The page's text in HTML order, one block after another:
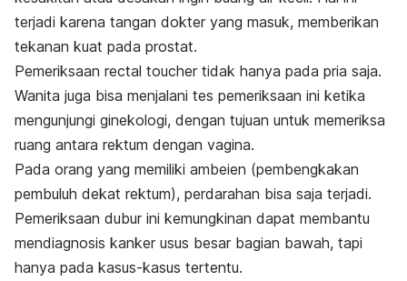
terjadi karena tangan dokter yang masuk, memberikan
tekanan kuat pada prostat.
Pemeriksaan rectal toucher tidak hanya pada pria saja.
Wanita juga bisa menjalani tes pemeriksaan ini ketika
mengunjungi ginekologi, dengan tujuan untuk memeriksa
ruang antara rektum dengan vagina.
Pada orang yang memiliki ambeien (pembengkakan
pembuluh dekat rektum), perdarahan bisa saja terjadi.
Pemeriksaan dubur ini kemungkinan dapat membantu
mendiagnosis kanker usus besar bagian bawah, tapi
hanya pada kasus-kasus tertentu.